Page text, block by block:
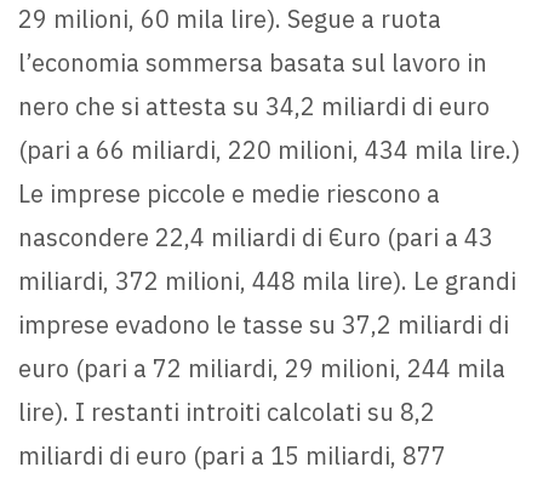
29 milioni, 60 mila lire). Segue a ruota
l’economia sommersa basata sul lavoro in
nero che si attesta su 34,2 miliardi di euro
(pari a 66 miliardi, 220 milioni, 434 mila lire.)
Le imprese piccole e medie riescono a
nascondere 22,4 miliardi di €uro (pari a 43
miliardi, 372 milioni, 448 mila lire). Le grandi
imprese evadono le tasse su 37,2 miliardi di
euro (pari a 72 miliardi, 29 milioni, 244 mila
lire). I restanti introiti calcolati su 8,2
miliardi di euro (pari a 15 miliardi, 877